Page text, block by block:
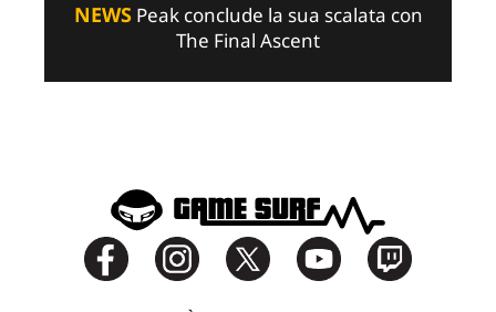
NEWSPeak conclude la sua scalata con
The Final Ascent